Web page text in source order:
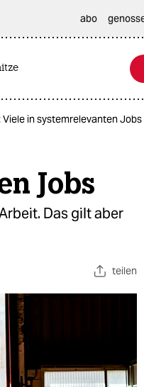
abo
in systemrelevanten Jobs
Jobs
Das gilt aber
teilen